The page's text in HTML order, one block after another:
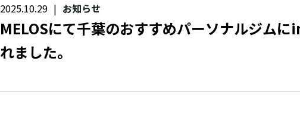
2025.10.29 お知らせ
MELOSにて千葉のおすすめパーソナルジム
れました。